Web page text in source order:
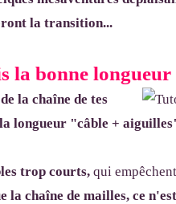
la transition...
la bonne longueur
la chaîne de tes
longueur "câble +
trop courts, qui
la chaîne de mailles, ce